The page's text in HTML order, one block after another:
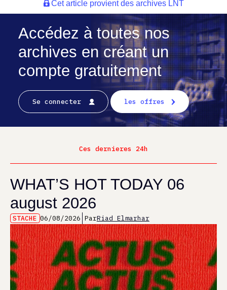
Cet article provient des archives LNT
Accédez à toutes nos
archives en créant un
compte gratuitement
Se connecter les offres
Ces dernieres 24h
WHAT’S HOT TODAY 06
august 2026
STACHE 06/08/2026 ParRiad Elmarhar